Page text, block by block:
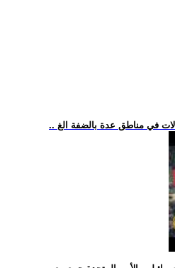
في مناطق عدة بالضفة الغ